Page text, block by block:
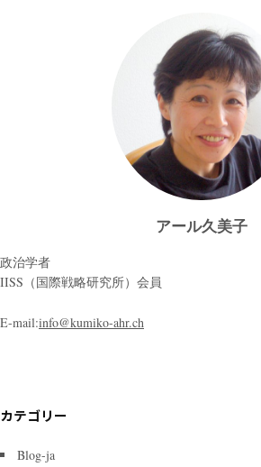
アール久美子
政治学者
IISS（国際戦略研究所）会員
E-mail:info@kumiko-ahr.ch
カテゴリー
Blog-ja